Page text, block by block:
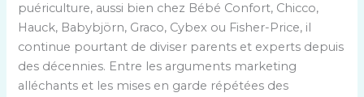
puériculture, aussi bien chez Bébé Confort, Chicco,
Hauck, Babybjörn, Graco, Cybex ou Fisher-Price, il
continue pourtant de diviser parents et experts depuis
des décennies. Entre les arguments marketing
alléchants et les mises en garde répétées des